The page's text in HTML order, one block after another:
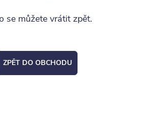
se můžete vrátit zpět.
ZPĚT DO OBCHODU